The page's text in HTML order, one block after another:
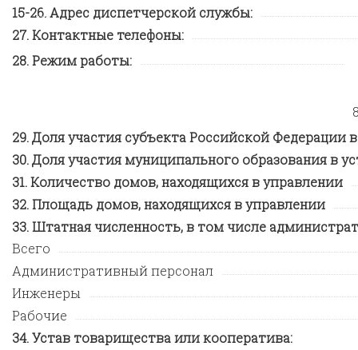
Адрес диспетчерской службы:
Контактные телефоны:
Режим работы:
Доля участия субъекта Российской Федерации
Доля участия муниципального образования в
Количество домов, находящихся в управлении
Площадь домов, находящихся в управлении
Штатная численность, в том числе
Всего
Административный персонал
Инженеры
Рабочие
Устав товарищества или кооператива: